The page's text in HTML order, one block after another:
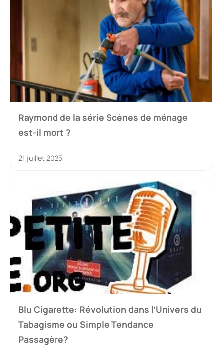
Raymond de la série Scènes de ménage
est-il mort ?
21 juillet 2025
Blu Cigarette: Révolution dans l’Univers du
Tabagisme ou Simple Tendance
Passagère?